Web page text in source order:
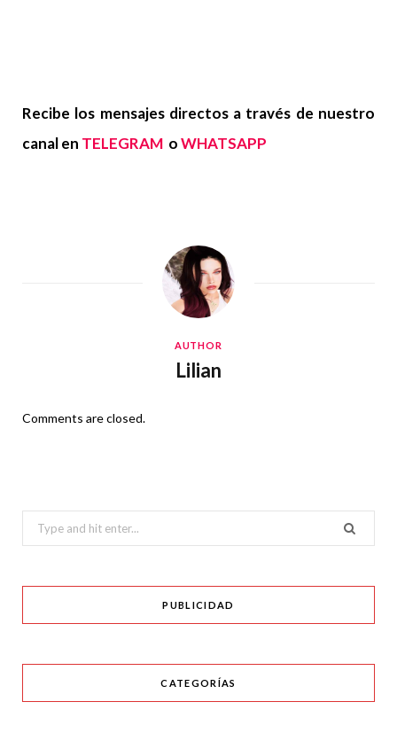
Recibe los mensajes directos a través de nuestro
canal en TELEGRAM oWHATSAPP
AUTHOR
Lilian
Comments are closed.
Search
for:
PUBLICIDAD
CATEGORÍAS